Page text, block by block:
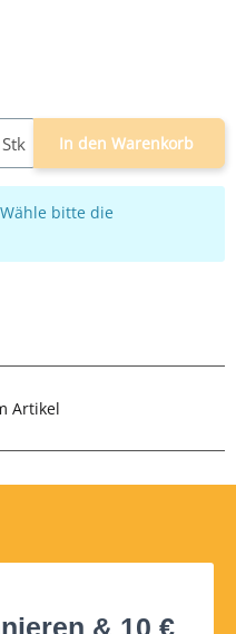
Stk In den Warenkorb
bitte die
Artikel